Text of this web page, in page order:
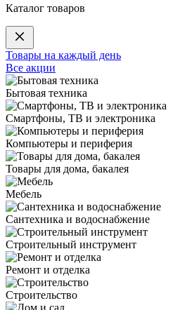
Каталог товаров
Товары на каждый день
Все акции
Бытовая техника
Смартфоны, ТВ и электроника
Компьютеры и периферия
Товары для дома, бакалея
Мебель
Сантехника и водоснабжение
Строительный инструмент
Ремонт и отделка
Строительство